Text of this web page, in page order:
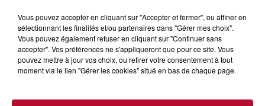
L'actu RTS dans le Sud Voir plus
Vous pouvez accepter en cliquant sur "Accepter et fermer", ou affiner en
sélectionnant les finalités et/ou partenaires dans "Gérer mes choix".
Vous pouvez également refuser en cliquant sur "Continuer sans
accepter". Vos préférences ne s'appliqueront que pour ce site. Vous
pouvez mettre à jour vos choix, ou retirer votre consentement à tout
moment via le lien "Gérer les cookies" situé en bas de chaque page.